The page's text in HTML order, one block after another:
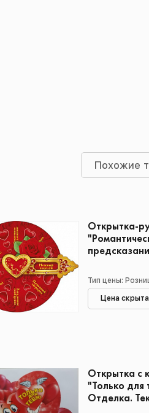
Похожие
Открытка-
Тип цены:
Цена скрыта
Открытка с
"Только для
Отделка.